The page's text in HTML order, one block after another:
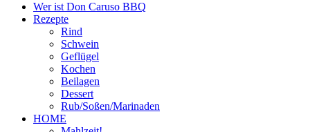
Wer ist Don Caruso BBQ
Rezepte
Rind
Schwein
Geflügel
Kochen
Beilagen
Dessert
Rub/Soßen/Marinaden
HOME